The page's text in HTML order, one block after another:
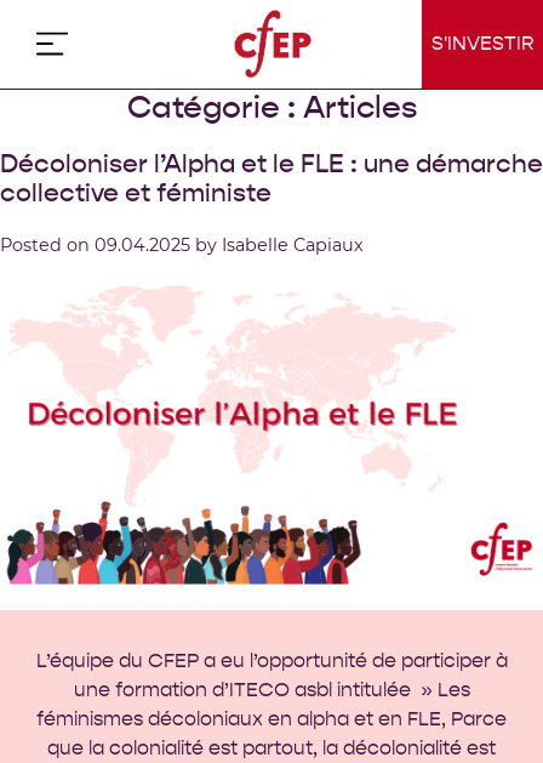
content
S'INVESTIR
Catégorie : Articles
Décoloniser l’Alpha et le FLE : une démarche
collective et féministe
Posted on 09.04.2025 by Isabelle Capiaux
L’équipe du CFEP a eu l’opportunité de participer à
une formation d’ITECO asbl intitulée » Les
féminismes décoloniaux en alpha et en FLE, Parce
que la colonialité est partout, la décolonialité est